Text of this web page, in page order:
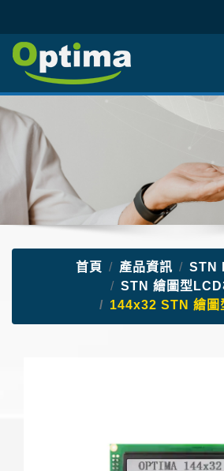
首頁 產品資訊
STN
STN 繪圖型LCD
144x32 STN 繪圖